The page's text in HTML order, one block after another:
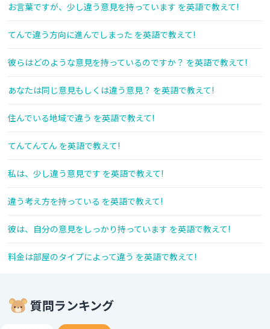
お言葉ですが、少し違う意見を持っています を英語で教えて!
てんで違う方向に進んでしまった を英語で教えて!
彼らはどのような意見を持っているのですか？ を英語で教えて!
あなたは同じ意見もしくは違う意見？ を英語で教えて!
住んでいる地域で違う を英語で教えて!
てんてんてん を英語で教えて!
私は、少し違う意見です を英語で教えて!
違う考え方を持っている を英語で教えて!
彼は、自分の意見をしっかり持っています を英語で教えて!
料金は部屋のタイプによって違う を英語で教えて!
質問ランキング